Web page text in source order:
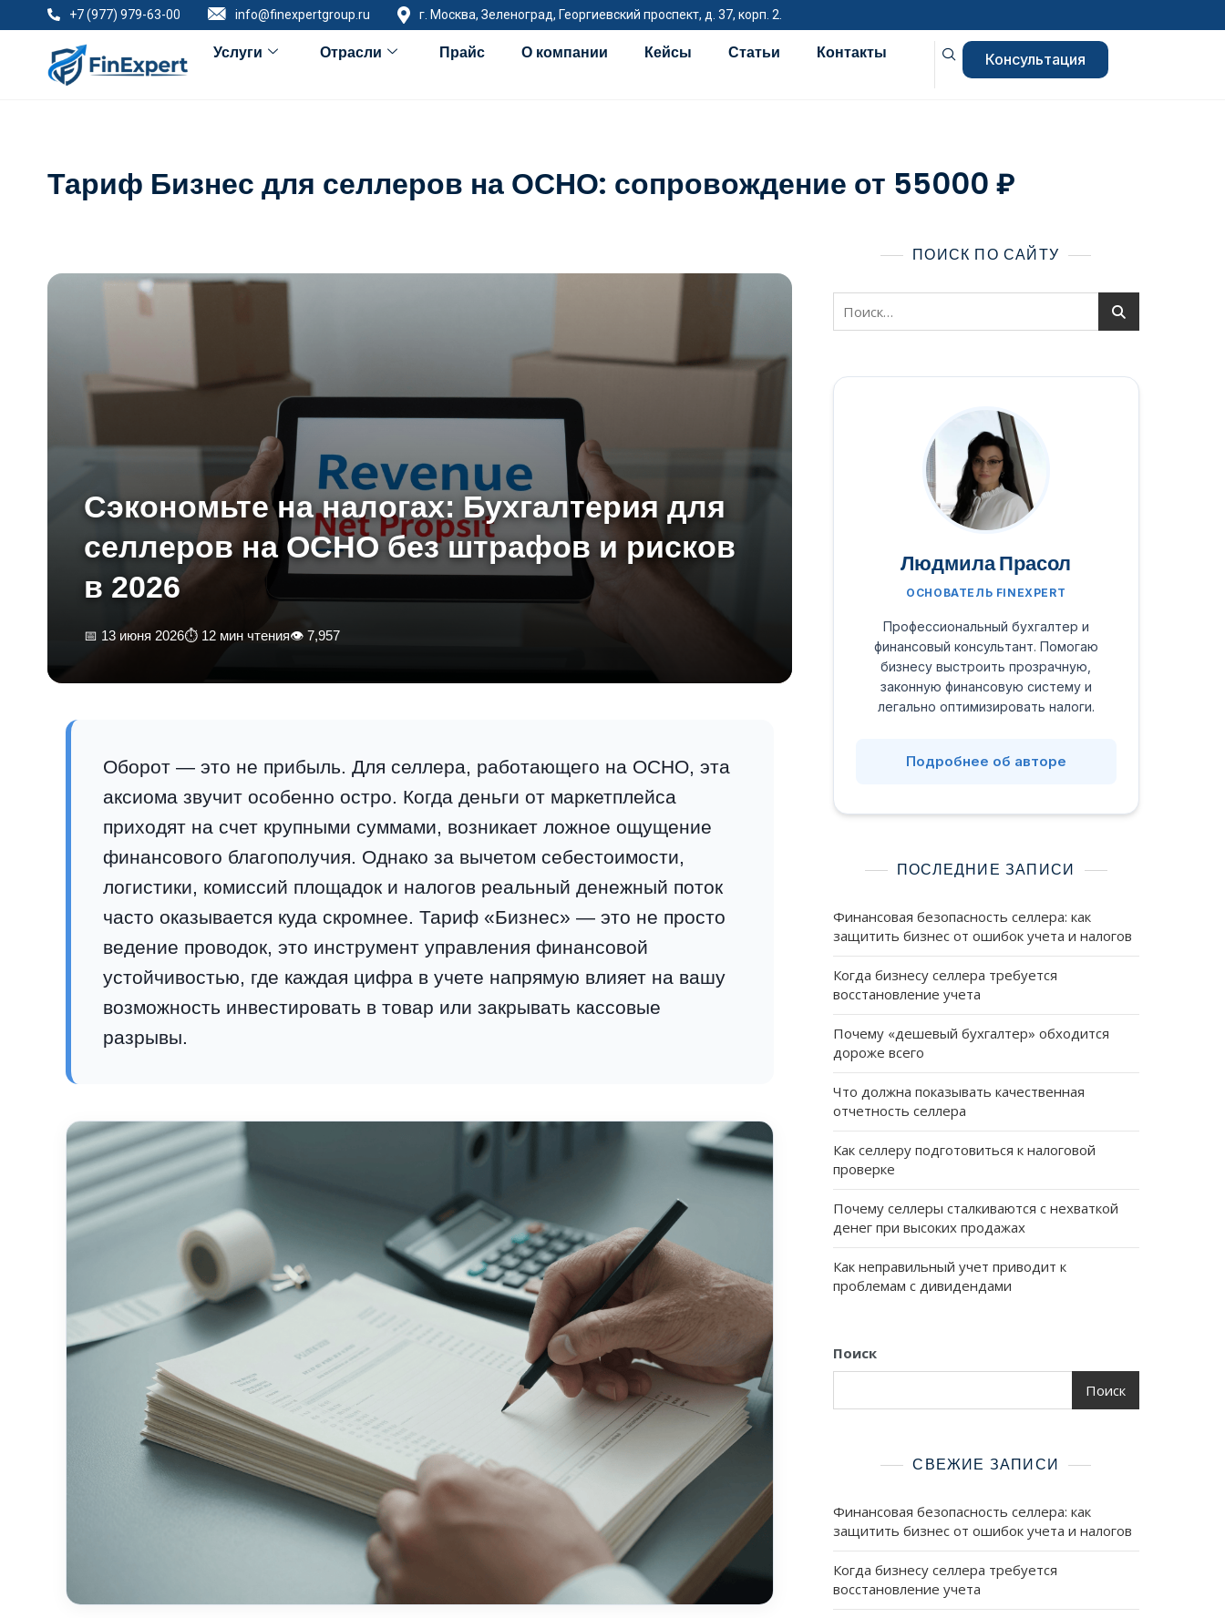
+7 (977) 979-63-00 info@finexpertgroup.ru г. Москва, Зеленоград, Георгиевский проспект, д. 37, корп. 2.
Услуги Отрасли Прайс О компании Кейсы Статьи Контакты Консультация
Тариф Бизнес для селлеров на ОСНО: сопровождение от 55000 ₽
Сэкономьте на налогах: Бухгалтерия для
селлеров на ОСНО без штрафов и рисков
в 2026
📅 13 июня 2026⏱ 12 мин чтения👁 7,957
Оборот — это не прибыль. Для селлера, работающего на ОСНО, эта
аксиома звучит особенно остро. Когда деньги от маркетплейса
приходят на счет крупными суммами, возникает ложное ощущение
финансового благополучия. Однако за вычетом себестоимости,
логистики, комиссий площадок и налогов реальный денежный поток
часто оказывается куда скромнее. Тариф «Бизнес» — это не просто
ведение проводок, это инструмент управления финансовой
устойчивостью, где каждая цифра в учете напрямую влияет на вашу
возможность инвестировать в товар или закрывать кассовые
разрывы.
ПОИСК ПО САЙТУ
Людмила Прасол
ОСНОВАТЕЛЬ FINEXPERT
Профессиональный бухгалтер и
финансовый консультант. Помогаю
бизнесу выстроить прозрачную,
законную финансовую систему и
легально оптимизировать налоги.
Подробнее об авторе
ПОСЛЕДНИЕ ЗАПИСИ
Финансовая безопасность селлера: как
защитить бизнес от ошибок учета и налогов
Когда бизнесу селлера требуется
восстановление учета
Почему «дешевый бухгалтер» обходится
дороже всего
Что должна показывать качественная
отчетность селлера
Как селлеру подготовиться к налоговой
проверке
Почему селлеры сталкиваются с нехваткой
денег при высоких продажах
Как неправильный учет приводит к
проблемам с дивидендами
Поиск
Поиск
СВЕЖИЕ ЗАПИСИ
Финансовая безопасность селлера: как
защитить бизнес от ошибок учета и налогов
Когда бизнесу селлера требуется
восстановление учета